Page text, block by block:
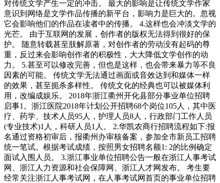
对传统文学产生一定的冲击。 最大的影响是让传统文学作家
意识到网络是文学作品传播的新平台，影响力是巨大的。忽视
它会影响他们的作品在读者中的传播。 4.这样也会冲淡文学的
光芒。 由于互联网的发展，创作者的版权无法得到很好的保
护。 随意转载甚至肢解原著，对创作者的劳动没有起码的尊
重，反过来会影响创作者的积极性，大大降低文学创作的动
力。 5.甚至可以修改完善，但也是这样，也会带来暴力等不良
因素的可能。 传统文学无法通过画面或音效达到和媒体一样
的效果，甚至扼杀多样性。 传统文化的经典也可以被媒体利
用，改编成娱乐。 2018年浙江衢州开化县部分事业单位招聘
启事1。浙江医院2018年计划公开招聘68个岗位105人，其中医
疗、药学、技术人员95人，护理人员8人，行政部门工作人员
(专业技术)1人，科研人员1人。 2.华凯农商行招聘流程如下:报
名通过资格初审后，报衢州办审核备案，参加全市新员工招聘
统一笔试。根据考试成绩，按照男女招聘名额1: 2的比例确定
面试入围人员。 3.浙江事业单位招聘公告一般在浙江人事考试
网、浙江人力资源和社会保障网、浙江人才网发布。 考生要
经常关注浙江人事考试网，在人事考试网首页的事业单位招聘